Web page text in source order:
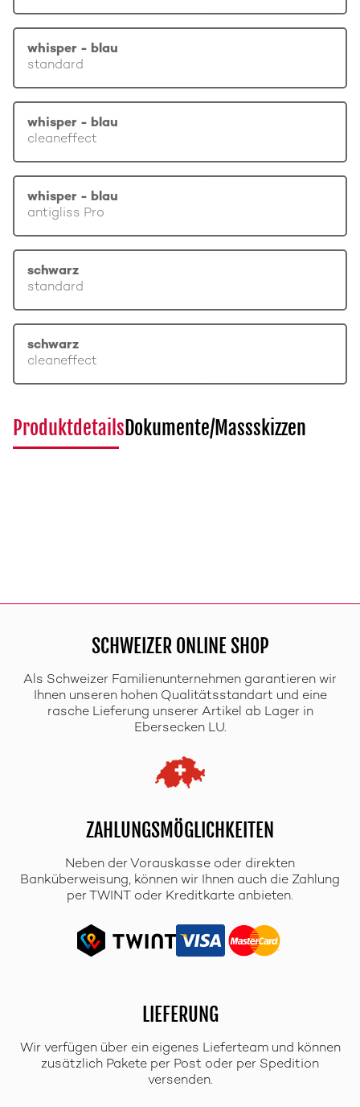
whisper - blau
standard
whisper - blau
cleaneffect
whisper - blau
antigliss Pro
schwarz
standard
schwarz
cleaneffect
ProduktdetailsDokumente/Massskizzen
SCHWEIZER ONLINE SHOP
Als Schweizer Familienunternehmen garantieren wir
Ihnen unseren hohen Qualitätsstandart und eine
rasche Lieferung unserer Artikel ab Lager in
Ebersecken LU.
ZAHLUNGSMÖGLICHKEITEN
Neben der Vorauskasse oder direkten
Banküberweisung, können wir Ihnen auch die Zahlung
per TWINT oder Kreditkarte anbieten.
LIEFERUNG
Wir verfügen über ein eigenes Lieferteam und können
zusätzlich Pakete per Post oder per Spedition
versenden.